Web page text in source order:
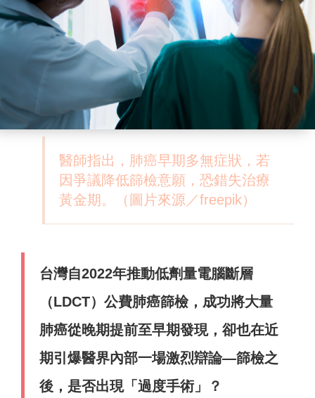
醫師指出，肺癌早期多無症狀，若
因爭議降低篩檢意願，恐錯失治療
黃金期。（圖片來源／freepik）
台灣自2022年推動低劑量電腦斷層
（LDCT）公費肺癌篩檢，成功將大量
肺癌從晚期提前至早期發現，卻也在近
期引爆醫界內部一場激烈辯論—篩檢之
後，是否出現「過度手術」？